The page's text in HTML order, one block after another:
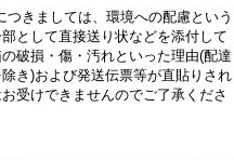
きましては、環境への配慮という
として直接送り状などを添付して
破損・傷・汚れといった理由(配達
き)および発送伝票等が直貼りされ
受けできませんのでご了承くださ